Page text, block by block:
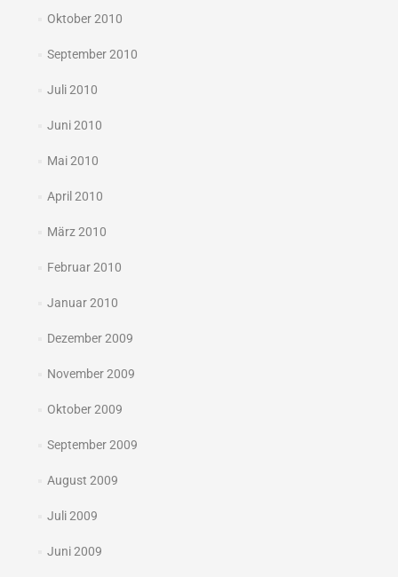
Oktober 2010
September 2010
Juli 2010
Juni 2010
Mai 2010
April 2010
März 2010
Februar 2010
Januar 2010
Dezember 2009
November 2009
Oktober 2009
September 2009
August 2009
Juli 2009
Juni 2009